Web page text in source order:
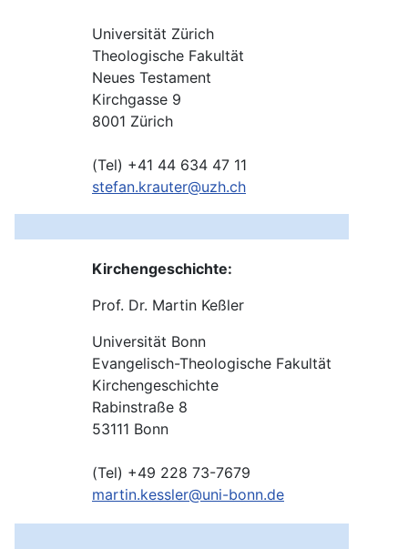
Universität Zürich
Theologische Fakultät
Neues Testament
Kirchgasse 9
8001 Zürich
(Tel) +41 44 634 47 11
stefan.krauter@uzh.ch
Kirchengeschichte:
Prof. Dr. Martin Keßler
Universität Bonn
Evangelisch-Theologische Fakultät
Kirchengeschichte
Rabinstraße 8
53111 Bonn
(Tel) +49 228 73-7679
martin.kessler@uni-bonn.de